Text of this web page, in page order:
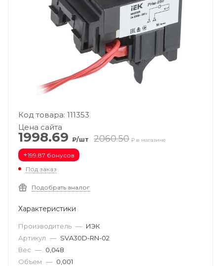
Код товара: 111353
Цена сайта
1998.69 ₽/шт 2060.50 ₽ в магазине
+199.87 бонусов
Под заказ
Подобрать аналог
Характеристики
Производитель — ИЭК
Артикул — SVA30D-RN-02
Вес — 0,048
Объем — 0,001